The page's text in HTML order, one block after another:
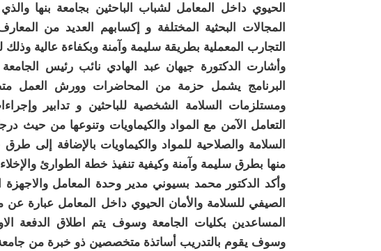
الحيوي داخل المعامل لشباب الباحثين بجامعة بنها
المجالات البحثية المختلفة و إكسابهم العديد من
التجارب المعملية بطريقة سليمة وآمنة وبكفاءة عالية وذلك
وأشارت الدكتورة جيهان عبد الهادي نائب رئيس
البرنامج يشمل حزمة من المحاضرات وورش العمل
ومستلزمات السلامة الشخصية للباحثين و تدابير
التعامل الآمن مع المواد والكيماويات وتنوعها من
السلامة والصلاحية للمواد والكيماويات بالإضافة إلى
منها بطرق سليمة وآمنة وكيفية تنفيذ خطة الطوارئ
وأكد الدكتور محمد بسيوني مدير وحدة المعامل والاجهزة
الصيفي للسلامة والأمان الحيوي داخل المعامل عبارة
المساعدين بكليات الجامعة وسوف يتم اطلاق الدفعة
وسوف يقوم بالتدريب أساتذة متخصصين ذو خبرة من جامعة